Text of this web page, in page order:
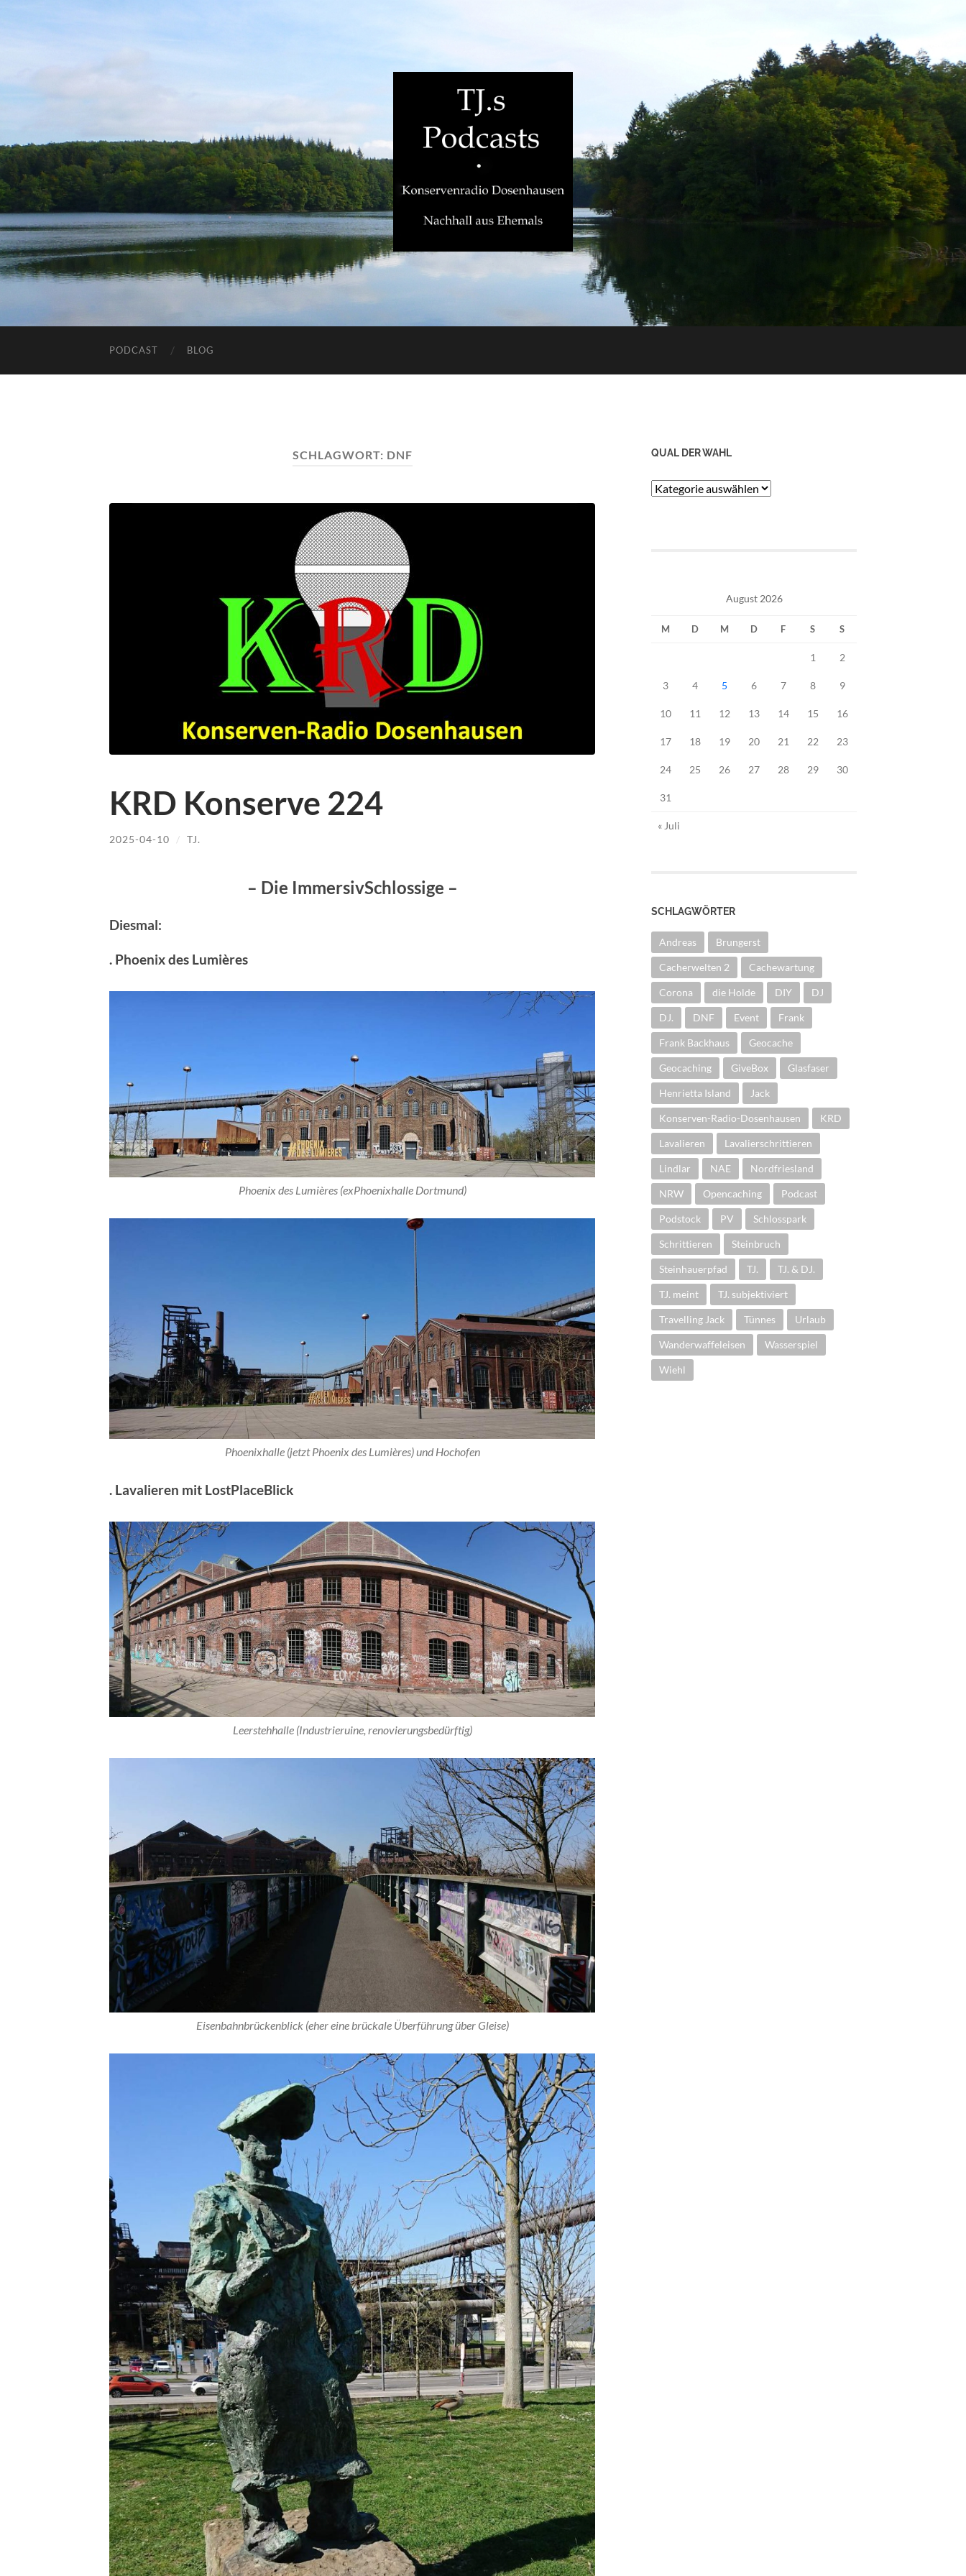
PODCAST BLOG
SCHLAGWORT: DNF
KRD Konserve 224
2025-04-10 / TJ.
– Die ImmersivSchlossige –
Diesmal:
. Phoenix des Lumières
Phoenix des Lumières (exPhoenixhalle Dortmund)
Phoenixhalle (jetzt Phoenix des Lumières) und Hochofen
. Lavalieren mit LostPlaceBlick
Leerstehhalle (Industrieruine, renovierungsbedürftig)
Eisenbahnbrückenblick (eher eine brückale Überführung über Gleise)
QUAL DER WAHL
Qual
August 2026
M D M D F S S
1 2
3 4 5 6 7 8 9
10 11 12 13 14 15 16
17 18 19 20 21 22 23
24 25 26 27 28 29 30
31
« Juli
SCHLAGWÖRTER
Andreas Brungerst
Cacherwelten 2 Cachewartung
Corona die Holde DIY DJ
DJ. DNF Event Frank
Frank Backhaus Geocache
Geocaching GiveBox Glasfaser
Henrietta Island Jack
Konserven-Radio-Dosenhausen KRD
Lavalieren Lavalierschrittieren
Lindlar NAE Nordfriesland
NRW Opencaching Podcast
Podstock PV Schlosspark
Schrittieren Steinbruch
Steinhauerpfad TJ. TJ. & DJ.
TJ. meint TJ. subjektiviert
Travelling Jack Tünnes Urlaub
Wanderwaffeleisen Wasserspiel
Wiehl